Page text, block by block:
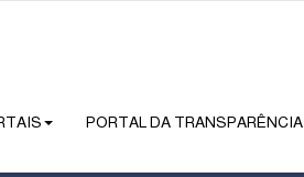
PORTAL DA TRANSPARÊNCIA